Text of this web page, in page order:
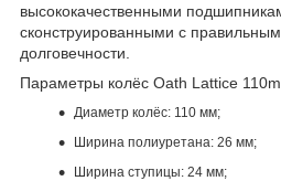
высококачественными
сконструированными с
долговечности.
Параметры колёс Oath Lattice
Диаметр колёс: 110 мм;
Ширина полиуретана: 26 мм;
Ширина ступицы: 24 мм;